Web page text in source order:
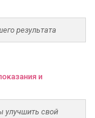
результата
и
улучшить свой